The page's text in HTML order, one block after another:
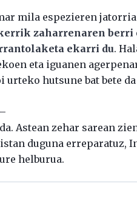
mila espezieren
zaharrenaren berri
ekarri du.
eta iguanen
urteko hutsune bat bete
Astean zehar sarean
duguna erreparatuz,
helburua.